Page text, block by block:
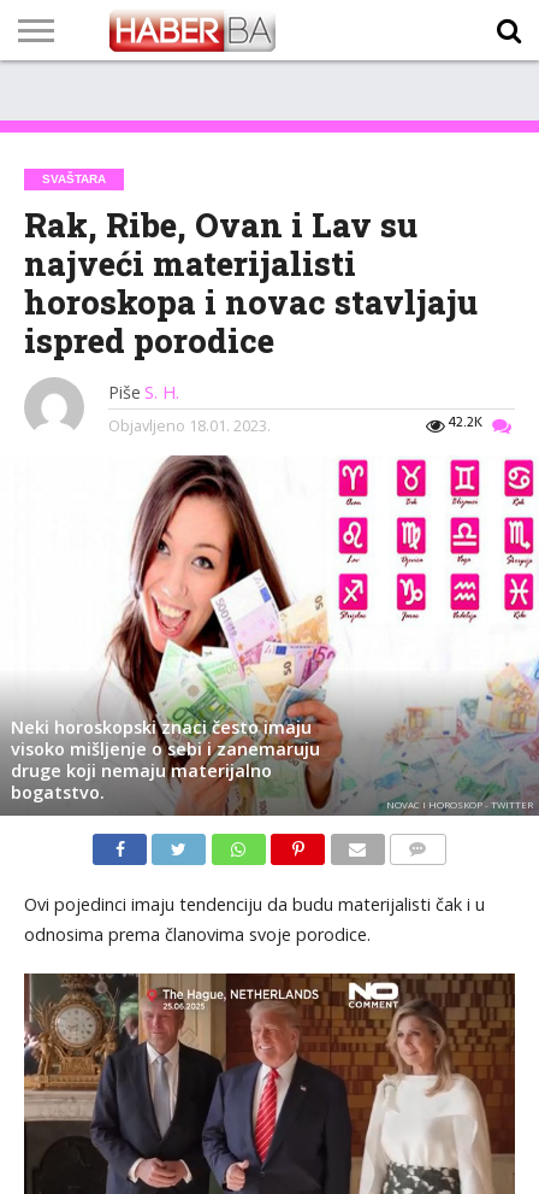
TECH
PROGRAM
PROGNOZA
PUTEVIMA
LISTA
NAMA
SVAŠTARA
Rak, Ribe, Ovan i Lav su
najveći materijalisti
horoskopa i novac stavljaju
ispred porodice
Piše S. H.
42.2K
Objavljeno 18.01. 2023.
Neki horoskopski znaci često imaju
visoko mišljenje o sebi i zanemaruju
druge koji nemaju materijalno
bogatstvo.
NOVAC I HOROSKOP - TWITTER
Ovi pojedinci imaju tendenciju da budu materijalisti čak i u
odnosima prema članovima svoje porodice.